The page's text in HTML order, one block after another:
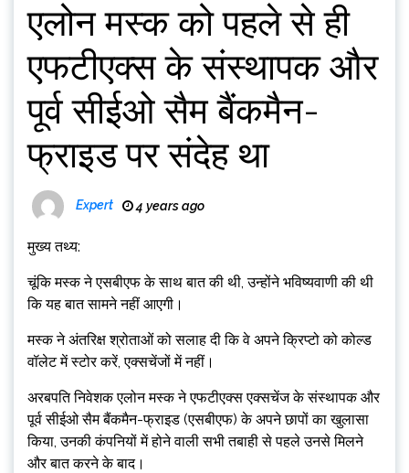
एलोन मस्क को पहले से ही
एफटीएक्स के संस्थापक और
पूर्व सीईओ सैम बैंकमैन-
फ्राइड पर संदेह था
Expert 4 years ago
मुख्य तथ्य:
चूंकि मस्क ने एसबीएफ के साथ बात की थी, उन्होंने भविष्यवाणी की थी
कि यह बात सामने नहीं आएगी।
मस्क ने अंतरिक्ष श्रोताओं को सलाह दी कि वे अपने क्रिप्टो को कोल्ड
वॉलेट में स्टोर करें, एक्सचेंजों में नहीं।
अरबपति निवेशक एलोन मस्क ने एफटीएक्स एक्सचेंज के संस्थापक और
पूर्व सीईओ सैम बैंकमैन-फ्राइड (एसबीएफ) के अपने छापों का खुलासा
किया, उनकी कंपनियों में होने वाली सभी तबाही से पहले उनसे मिलने
और बात करने के बाद।